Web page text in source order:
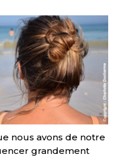
nous avons de notre
grandement